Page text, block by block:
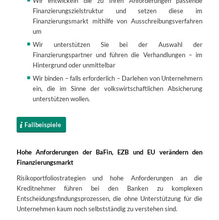
Finanzierungszielstruktur und setzen diese im
Finanzierungsmarkt mithilfe von Ausschreibungsverfahren
um
Wir unterstützen Sie bei der Auswahl der
Finanzierungspartner und führen die Verhandlungen – im
Hintergrund oder unmittelbar
Wir binden – falls erforderlich – Darlehen von Unternehmern
ein, die im Sinne der volkswirtschaftlichen Absicherung
unterstützen wollen.
Fallbeispiele
Hohe Anforderungen der BaFin, EZB und EU verändern den
Finanzierungsmarkt
Risikoportfoliostrategien und hohe Anforderungen an die
Kreditnehmer führen bei den Banken zu komplexen
Entscheidungsfindungsprozessen, die ohne Unterstützung für die
Unternehmen kaum noch selbstständig zu verstehen sind.